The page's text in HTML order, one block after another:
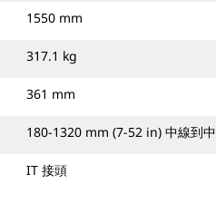
1550 mm
317.1 kg
361 mm
180-1320 mm (7-52 in) 中線到
IT 接頭